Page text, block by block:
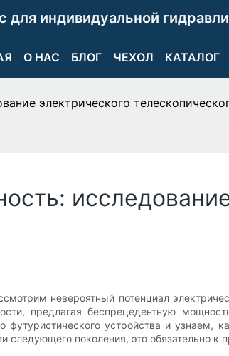
для индивидуальной
О НАС БЛОГ ЧЕХОЛ КАТАЛОГ
электрического
невероятный потенциал
предлагая беспрецедентную
устройства и
поколения, это обязательно к